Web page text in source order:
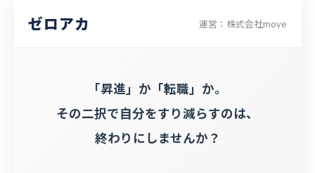
ゼロアカ 運営：株式会社move
「昇進」か「転職」か。
その二択で自分をすり減らすのは、
終わりにしませんか？